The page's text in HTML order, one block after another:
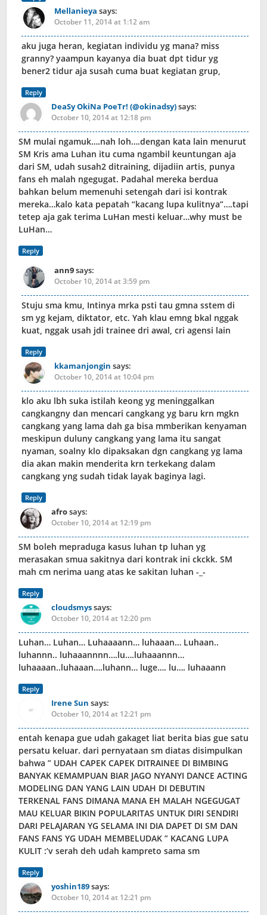
Mellanieya says:
October 11, 2014 at 1:12 am
aku juga heran, kegiatan individu yg mana? miss
granny? yaampun kayanya dia buat dpt tidur yg
bener2 tidur aja susah cuma buat kegiatan grup,
Reply
DeaSy OkiNa PoeTr! (@okinadsy)says:
October 10, 2014 at 12:18 pm
SM mulai ngamuk….nah loh….dengan kata lain menurut
SM Kris ama Luhan itu cuma ngambil keuntungan aja
dari SM, udah susah2 ditraining, dijadiin artis, punya
fans eh malah ngegugat. Padahal mereka berdua
bahkan belum memenuhi setengah dari isi kontrak
mereka…kalo kata pepatah “kacang lupa kulitnya”….tapi
tetep aja gak terima LuHan mesti keluar…why must be
LuHan…
Reply
ann9says:
October 10, 2014 at 3:59 pm
Stuju sma kmu, Intinya mrka psti tau gmna sstem di
sm yg kejam, diktator, etc. Yah klau emng bkal nggak
kuat, nggak usah jdi trainee dri awal, cri agensi lain
Reply
kkamanjongin says:
October 10, 2014 at 10:04 pm
klo aku lbh suka istilah keong yg meninggalkan
cangkangny dan mencari cangkang yg baru krn mgkn
cangkang yang lama dah ga bisa mmberikan kenyaman
meskipun duluny cangkang yang lama itu sangat
nyaman, soalny klo dipaksakan dgn cangkang yg lama
dia akan makin menderita krn terkekang dalam
cangkang yng sudah tidak layak baginya lagi.
Reply
afrosays:
October 10, 2014 at 12:19 pm
SM boleh mepraduga kasus luhan tp luhan yg
merasakan smua sakitnya dari kontrak ini ckckk. SM
mah cm nerima uang atas ke sakitan luhan -_-
Reply
cloudsmyssays:
October 10, 2014 at 12:20 pm
Luhan… Luhan… Luhaaaann… luhaaan… Luhaan..
luhannn.. luhaaannnn….lu….luhaaannn…
luhaaaan..luhaaan….luhann… luge…. lu…. luhaaann
Reply
Irene Sun says:
October 10, 2014 at 12:21 pm
entah kenapa gue udah gakaget liat berita bias gue satu
persatu keluar. dari pernyataan sm diatas disimpulkan
bahwa ” UDAH CAPEK CAPEK DITRAINEE DI BIMBING
BANYAK KEMAMPUAN BIAR JAGO NYANYI DANCE ACTING
MODELING DAN YANG LAIN UDAH DI DEBUTIN
TERKENAL FANS DIMANA MANA EH MALAH NGEGUGAT
MAU KELUAR BIKIN POPULARITAS UNTUK DIRI SENDIRI
DARI PELAJARAN YG SELAMA INI DIA DAPET DI SM DAN
FANS FANS YG UDAH MEMBELUDAK ” KACANG LUPA
KULIT :’v serah deh udah kampreto sama sm
Reply
yoshin189says:
October 10, 2014 at 12:21 pm